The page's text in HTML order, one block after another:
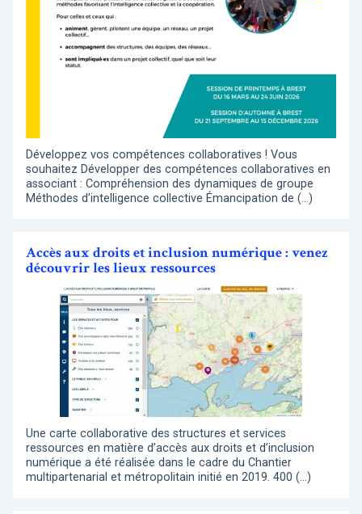
Développez vos compétences collaboratives ! Vous
souhaitez Développer des compétences collaboratives en
associant : Compréhension des dynamiques de groupe
Méthodes d’intelligence collective Émancipation de (…)
Accès aux droits et inclusion numérique : venez
découvrir les lieux ressources
Une carte collaborative des structures et services
ressources en matière d’accès aux droits et d’inclusion
numérique a été réalisée dans le cadre du Chantier
multipartenarial et métropolitain initié en 2019. 400 (…)